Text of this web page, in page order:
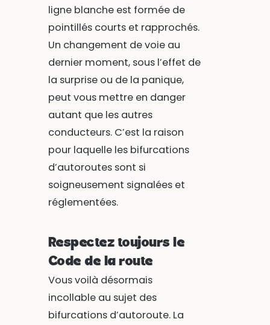
ligne blanche est formée de
pointillés courts et rapprochés.
Un changement de voie au
dernier moment, sous l’effet de
la surprise ou de la panique,
peut vous mettre en danger
autant que les autres
conducteurs. C’est la raison
pour laquelle les bifurcations
d’autoroutes sont si
soigneusement signalées et
réglementées.
Respectez toujours le
Code de la route
Vous voilà désormais
incollable au sujet des
bifurcations d’autoroute. La